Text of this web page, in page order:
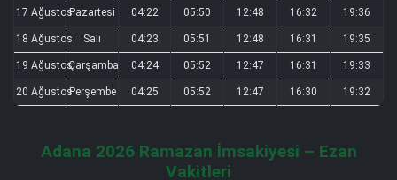
17 AğustosPazartesi 04:22 05:50 12:48 16:32 19:36
18 Ağustos Salı 04:23 05:51 12:48 16:31 19:35
19 AğustosÇarşamba 04:24 05:52 12:47 16:31 19:33
20 AğustosPerşembe 04:25 05:52 12:47 16:30 19:32
Adana 2026 Ramazan İmsakiyesi – Ezan
Vakitleri